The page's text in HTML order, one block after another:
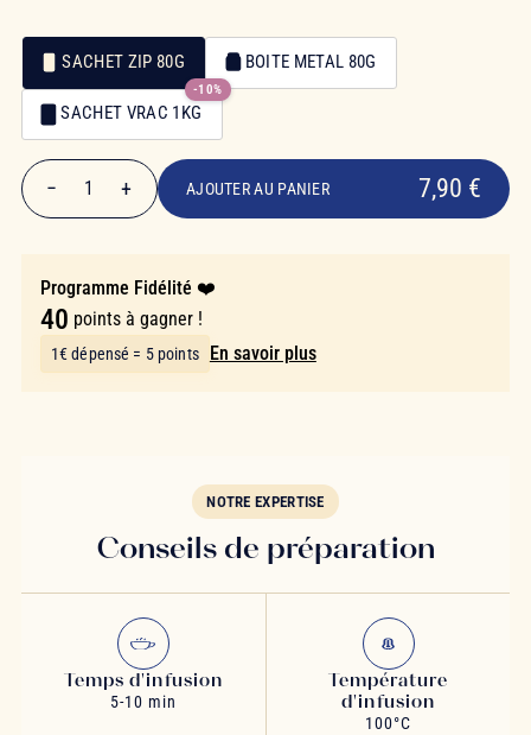
Emballage
Emballage
SACHET ZIP 80G BOITE METAL 80G
SACHET VRAC 1KG
-10%
7,90 €
− 1 + AJOUTER AU PANIER 7,90 €
Programme Fidélité ❤️
40 points à gagner !
1€ dépensé = 5 points En savoir plus
NOTRE EXPERTISE
Conseils de préparation
Temps d'infusion
5-10 min
Température
d'infusion
100°C